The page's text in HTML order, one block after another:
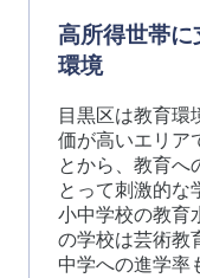
高所得世帯
環境
目黒区は教育環
価が高いエリア
とから、教育へ
とって刺激的な
小中学校の教育
の学校は芸術教
中学への進学率